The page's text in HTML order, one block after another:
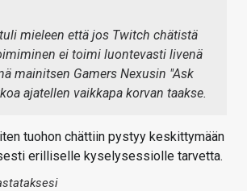
mieleen että jos Twitch chätistä
ei toimi luontevasti livenä
mainitsen Gamers Nexusin "Ask
ajatellen vaikkapa korvan taakse.
tuohon chättiin pystyy keskittymään
erilliselle kyselysessiolle tarvetta.